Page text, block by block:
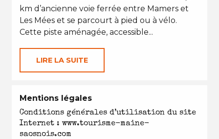
km d’ancienne voie ferrée entre Mamers et
Les Mées et se parcourt à pied ou à vélo.
Cette piste aménagée, accessible...
LIRE LA SUITE
Mentions légales
Conditions générales d’utilisation du site
Internet : www.tourisme-maine-
saosnois.com